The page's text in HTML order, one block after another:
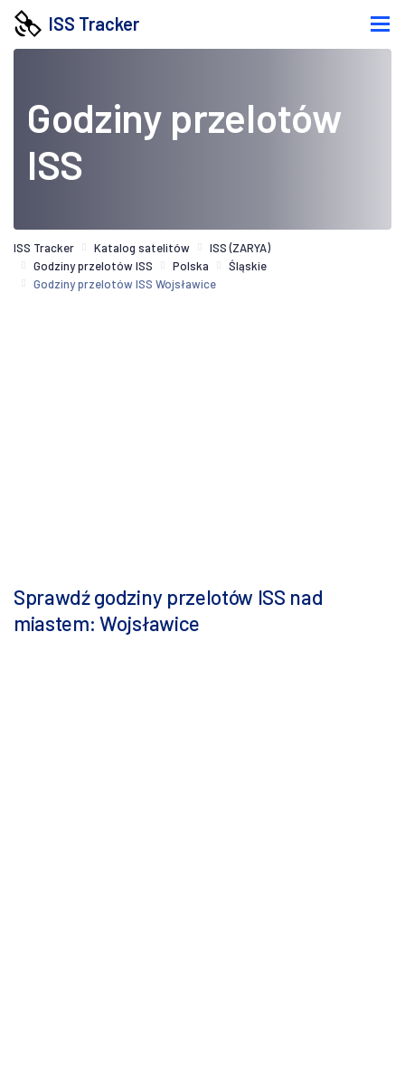
ISS Tracker
Godziny przelotów
ISS
ISS Tracker Katalog satelitów
ISS (ZARYA)
Godziny przelotów ISS
Polska
Śląskie
Godziny przelotów ISS Wojsławice
Sprawdź godziny przelotów ISS nad
miastem: Wojsławice